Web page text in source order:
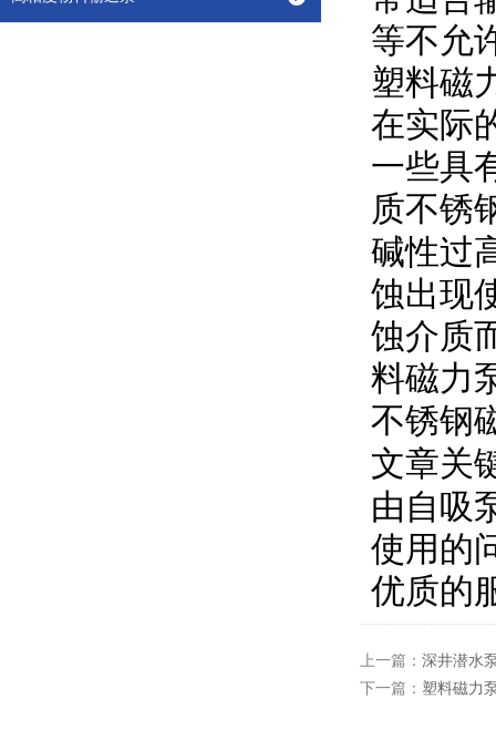
等不允
塑料磁
在实际
一些具
质不锈
碱性过
蚀出现
蚀介质
料磁力
不锈钢
文章关
由自吸
使用的
优质的
上一篇： 深井潜水
下一篇： 塑料磁力